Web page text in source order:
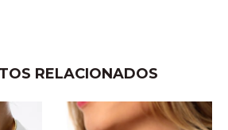
RELACIONADOS